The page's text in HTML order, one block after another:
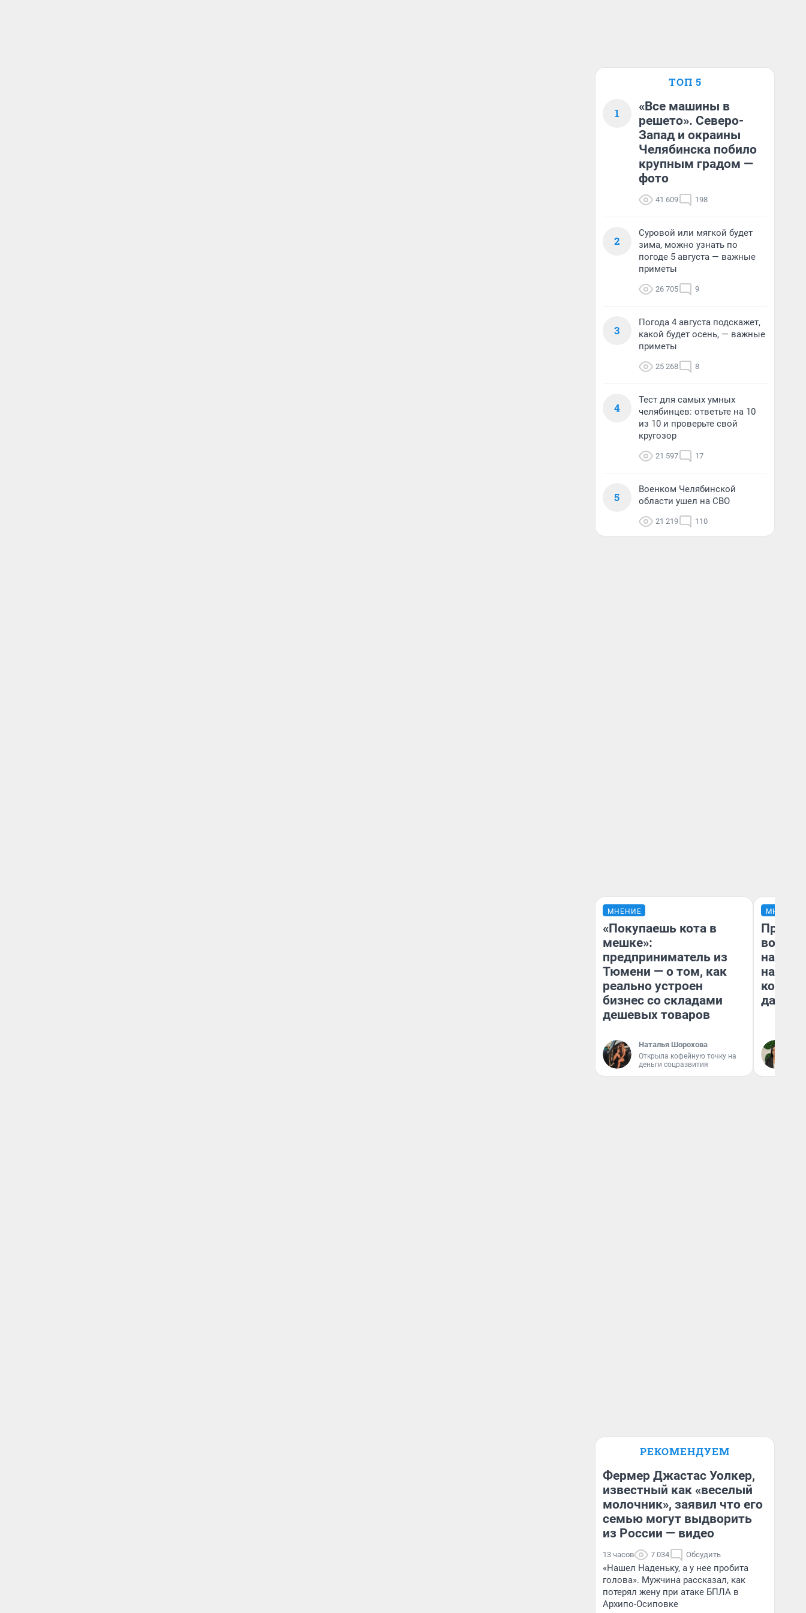
ТОП 5
1
«Все машины в
решето». Северо-
Запад и окраины
Челябинска побило
крупным градом —
фото
41 609 198
2
Суровой или мягкой будет
зима, можно узнать по
погоде 5 августа — важные
приметы
26 705 9
3
Погода 4 августа подскажет,
какой будет осень, — важные
приметы
25 268 8
4
Тест для самых умных
челябинцев: ответьте на 10
из 10 и проверьте свой
кругозор
21 597 17
5
Военком Челябинской
области ушел на СВО
21 219 110
МНЕНИЕ
«Покупаешь кота в
мешке»:
предприниматель из
Тюмени — о том, как
реально устроен
бизнес со складами
дешевых товаров
Наталья Шорохова
Открыла кофейную точку на
деньги соцразвития
МНЕНИЕ
нам
даже
РЕКОМЕНДУЕМ
Фермер Джастас Уолкер,
известный как «веселый
молочник», заявил что его
семью могут выдворить
из России — видео
13 часов 7 034 Обсудить
«Нашел Наденьку, а у нее пробита
голова». Мужчина рассказал, как
потерял жену при атаке БПЛА в
Архипо-Осиповке